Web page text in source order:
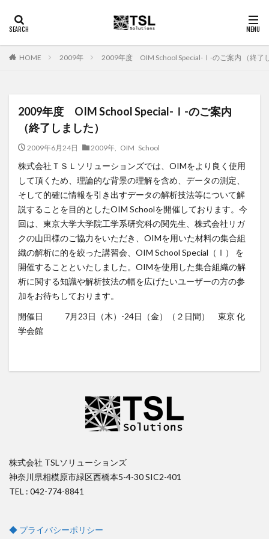
HOME 2009年 2009年度 OIM School Special-Ⅰ-のご案内 （終了
2009年度 OIM School Special-Ⅰ-のご案内
（終了しました）
2009年6月24日 2009年 OIM School
株式会社ＴＳＬソリューションズでは、OIMをより良く使用
して頂くため、理論的な背景の理解を含め、データの測定、
そして的確に情報を引き出すデータの解析技法等について解
説することを目的としたOIM Schoolを開催しております。今
回は、東京大学大学院工学系研究科の関先生、株式会社リガ
クの山田様のご協力をいただき、OIMを用いた材料の集合組
織の解析に的を絞った講習会、OIM School Special（Ⅰ） を
開催することといたしました。OIMを使用した集合組織の解
析に関する知識や解析技法の幅を広げたいユーザーの方の参
加をお待ちしております。
開催日 7月23日（木）-24日（金）（２日間） 東京 化
学会館
株式会社 TSLソリューションズ
神奈川県相模原市緑区西橋本5-4-30 SIC2-401
TEL : 042-774-8841
◆ プライバシーポリシー